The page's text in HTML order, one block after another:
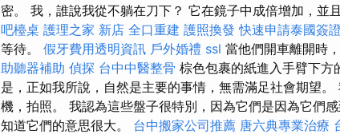
密。 我，誰說我從不躺在刀下？ 它在鏡子中成倍增加，並
吧檯桌 護理之家 新店 全口重建 護照換發 快速申請泰國簽證
等待。 假牙費用透明資訊 戶外婚禮 ssl 當他們開車離開時
助聽器補助 偵探 台中中醫整骨 棕色包裹的紙進入手臂下方
是，正如我所說，自然是主要的事情，無需滿足社會期望
機，拍照。 我認為這些盤子很特別，因為它們是因為它們
知道它們的意思很大。 台中搬家公司推薦 唐六典專業治療